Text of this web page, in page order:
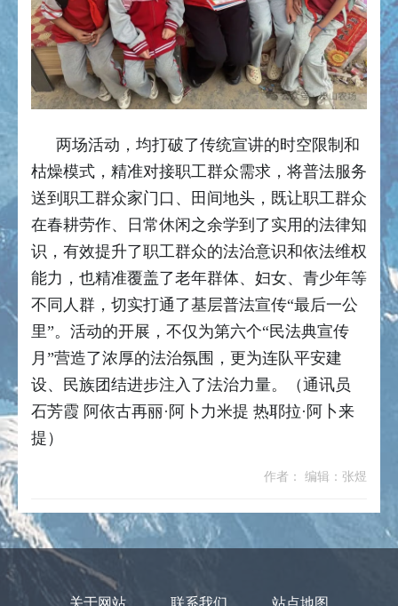
两场活动，均打破了传统宣讲的时空限制和
枯燥模式，精准对接职工群众需求，将普法服务
送到职工群众家门口、田间地头，既让职工群众
在春耕劳作、日常休闲之余学到了实用的法律知
识，有效提升了职工群众的法治意识和依法维权
能力，也精准覆盖了老年群体、妇女、青少年等
不同人群，切实打通了基层普法宣传“最后一公
里”。活动的开展，不仅为第六个“民法典宣传
月”营造了浓厚的法治氛围，更为连队平安建
设、民族团结进步注入了法治力量。（通讯员
石芳霞 阿依古再丽·阿卜力米提 热耶拉·阿卜来
提）
作者： 编辑：张煜
关于网站 联系我们 站点地图